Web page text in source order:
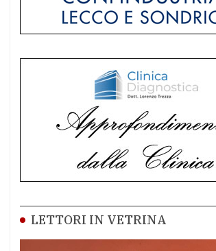
LETTORI IN VETRINA